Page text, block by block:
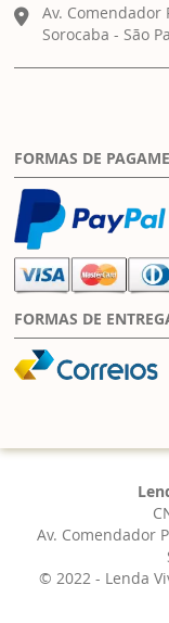
Av. Comendador
Sorocaba - São
FORMAS DE
FORMAS DE
Av. Comendador
© 2022 - Lenda